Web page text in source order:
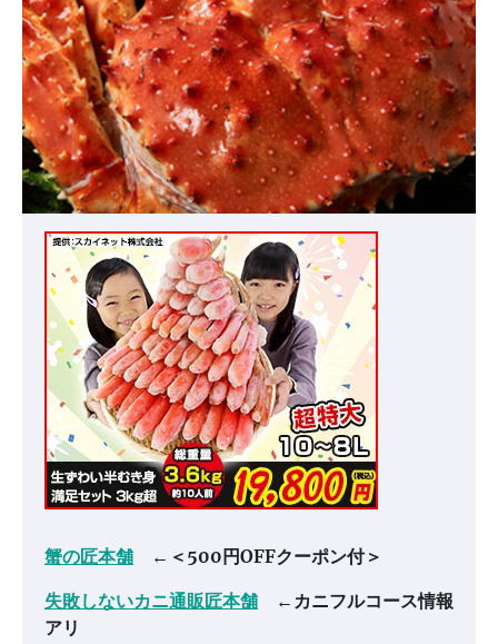
蟹の匠本舗 ←＜500円OFFクーポン付＞
失敗しないカニ通販匠本舗 ←カニフルコース情報
アリ